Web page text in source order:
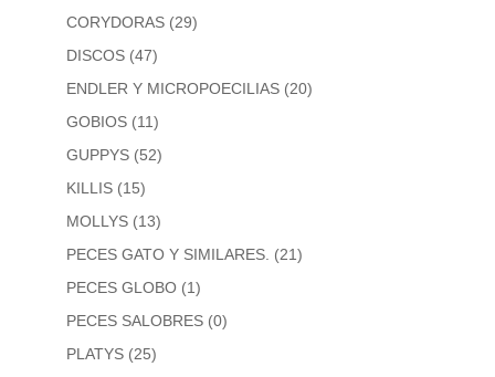
CORYDORAS (29)
DISCOS (47)
ENDLER Y MICROPOECILIAS (20)
GOBIOS (11)
GUPPYS (52)
KILLIS (15)
MOLLYS (13)
PECES GATO Y SIMILARES. (21)
PECES GLOBO (1)
PECES SALOBRES (0)
PLATYS (25)